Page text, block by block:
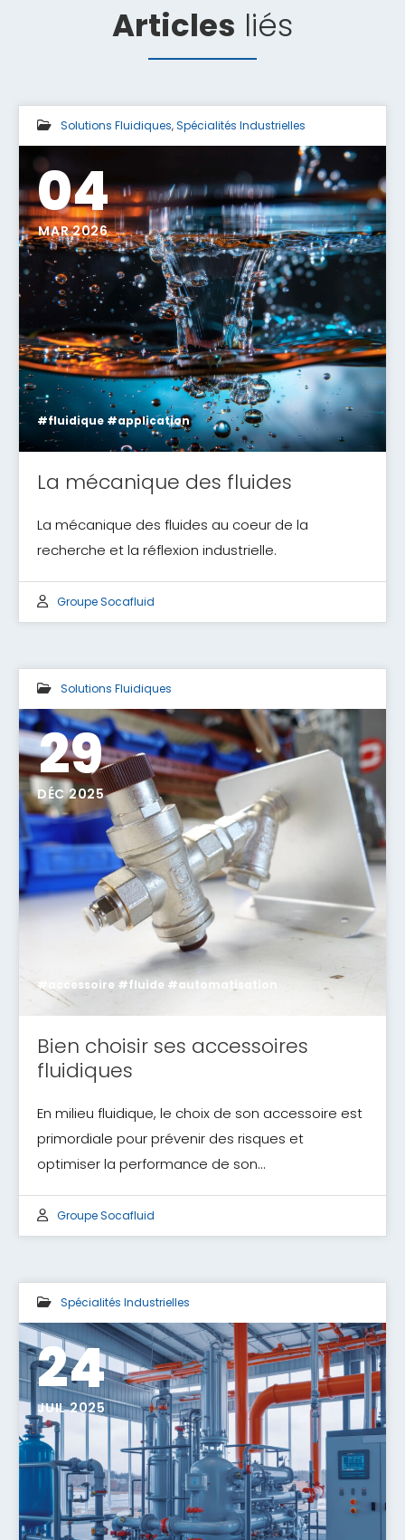
Articles liés
Solutions Fluidiques,Spécialités Industrielles
#fluidique #application
04
MAR 2026
La mécanique des fluides
La mécanique des fluides au coeur de la
recherche et la réflexion industrielle.
Groupe Socafluid
Solutions Fluidiques
#accessoire #fluide #automatisation
29
DÉC 2025
Bien choisir ses accessoires
fluidiques
En milieu fluidique, le choix de son accessoire est
primordiale pour prévenir des risques et
optimiser la performance de son…
Groupe Socafluid
Spécialités Industrielles
24
JUIL 2025